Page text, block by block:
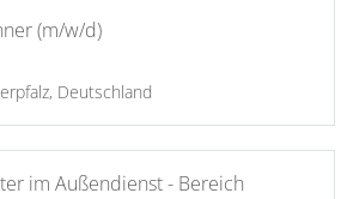
(m/w/d)
Deutschland
im Außendienst - Bereich